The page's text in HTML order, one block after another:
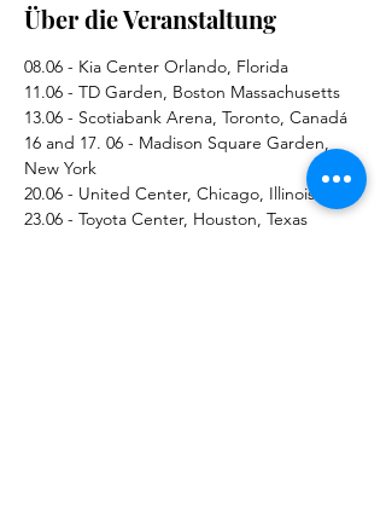
Über die Veranstaltung
08.06 - Kia Center Orlando, Florida
11.06 - TD Garden, Boston Massachusetts
13.06 - Scotiabank Arena, Toronto, Canadá
16 and 17. 06 - Madison Square Garden,
New York
20.06 - United Center, Chicago, Illinois
23.06 - Toyota Center, Houston, Texas